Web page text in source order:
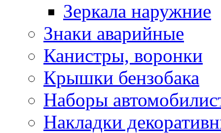
Зеркала наружние
Знаки аварийные
Канистры, воронки
Крышки бензобака
Наборы
Накладки